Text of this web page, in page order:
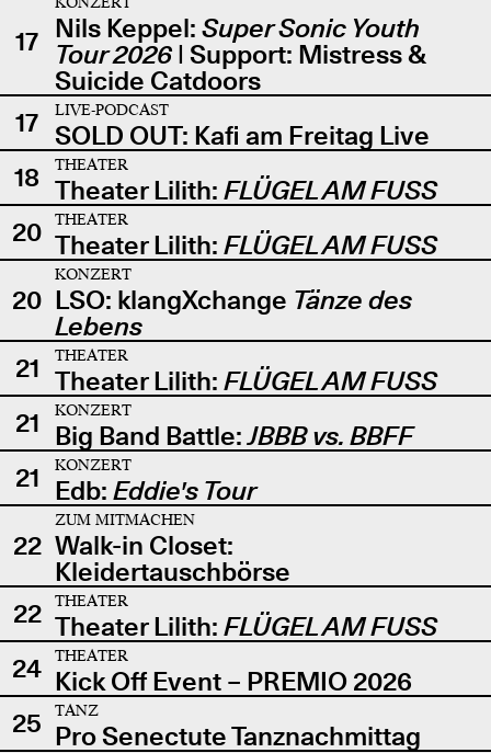
17 Nils Keppel: Super Sonic Youth
Tour 2026| Support: Mistress &
Suicide Catdoors
17
LIVE-PODCAST
SOLD OUT: Kafi am Freitag Live
18
THEATER
Theater Lilith: FLÜGEL AM FUSS
20
THEATER
Theater Lilith: FLÜGEL AM FUSS
20
KONZERT
LSO: klangXchange Tänze des
Lebens
21
THEATER
Theater Lilith: FLÜGEL AM FUSS
21
KONZERT
Big Band Battle:JBBB vs. BBFF
21
KONZERT
Edb: Eddie's Tour
22
ZUM MITMACHEN
Walk-in Closet:
Kleidertauschbörse
22
THEATER
Theater Lilith: FLÜGEL AM FUSS
24
THEATER
Kick Off Event – PREMIO 2026
25
TANZ
Pro Senectute Tanznachmittag